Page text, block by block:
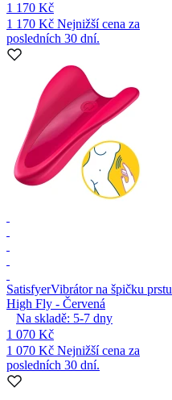
1 170 Kč
1 170 Kč Nejnižší cena za
posledních 30 dní.
SatisfyerVibrátor na špičku prstu
High Fly - Červená
Na skladě: 5-7 dny
1 070 Kč
1 070 Kč Nejnižší cena za
posledních 30 dní.